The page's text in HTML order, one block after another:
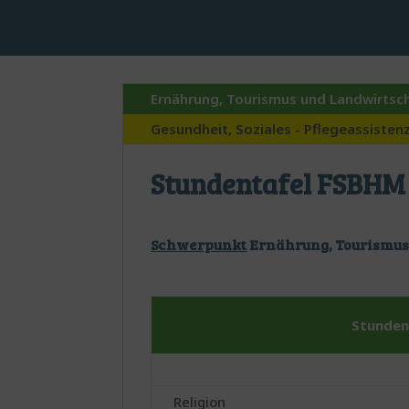
Ernährung, Tourismus und
Gesundheit, Soziales -
Stundentafel FSBHM
SchwerpunktErnährung,
Religion